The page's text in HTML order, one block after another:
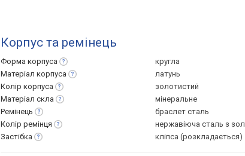
Корпус та ремінець
Форма корпуса
кругла
Матеріал корпуса
латунь
Колір корпуса
золотистий
Матеріал скла
мінеральне
Ремінець
браслет сталь
Колір ремінця
нержавіюча сталь з
Застібка
кліпса (розкладається)